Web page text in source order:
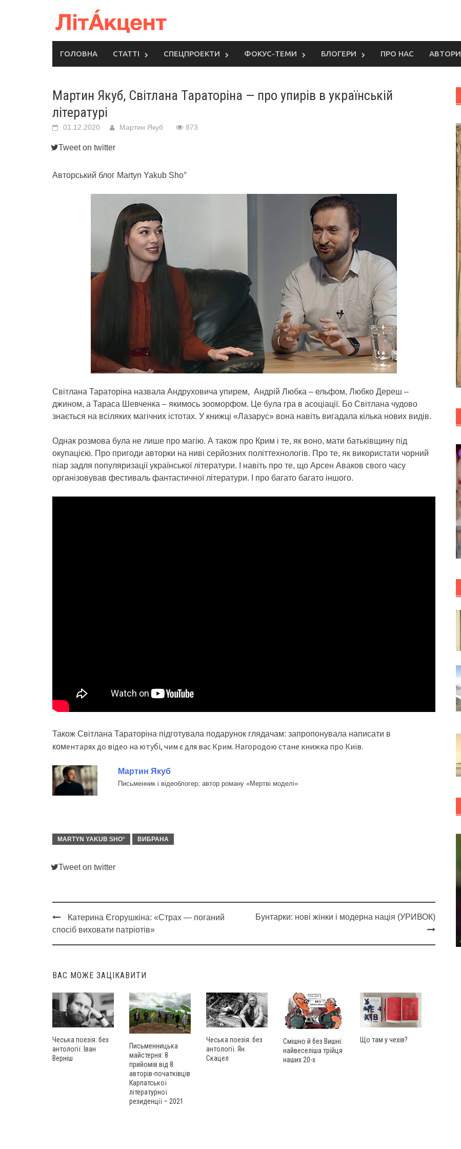
ГОЛОВНА СТАТТІ СПЕЦПРОЕКТИ ФОКУС-ТЕМИ БЛОГЕРИ ПРО НАС АВТОРИ
Мартин Якуб, Світлана Тараторіна — про упирів в українській
літературі
01.12.2020 Мартин Якуб 873
Tweet on twitter
Авторський блог Martyn Yakub Sho°
Світлана Тараторіна назвала Андруховича упирем, Андрій Любка – ельфом, Любко Дереш –
джином, а Тараса Шевченка – якимось зооморфом. Це була гра в асоціації. Бо Світлана чудово
знається на всіляких магічних істотах. У книжці «Лазарус» вона навіть вигадала кілька нових видів.
Однак розмова була не лише про магію. А також про Крим і те, як воно, мати батьківщину під
окупацією. Про пригоди авторки на ниві серйозних політтехнологів. Про те, як використати чорний
піар задля популяризації української літератури. І навіть про те, що Арсен Аваков свого часу
організовував фестиваль фантастичної літератури. І про багато багато іншого.
Також Світлана Тараторіна підготувала подарунок глядачам: запропонувала написати в
коментарях до відео на ютубі, чим є для вас Крим. Нагородою стане книжка про Київ.
Мартин Якуб
Письменник і відеоблогер; автор роману «Мертві моделі»
MARTYN YAKUB SHO° ВИБРАНА
Tweet on twitter
Post
navigation
Катерина Єгорушкіна: «Страх — поганий
спосіб виховати патріотів»
Бунтарки: нові жінки і модерна нація (УРИВОК)
ВАС МОЖЕ ЗАЦІКАВИТИ
Чеська поезія: без
антології. Іван
Верніш
Письменницька
майстерня: 8
прийомів від 8
авторів-початківців
Карпатської
літературної
резиденції – 2021
Чеська поезія: без
антології. Ян
Скацел
Смішно й без Вишні:
найвеселіша трійця
наших 20-х
Що там у чехів?